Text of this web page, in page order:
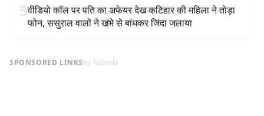
5वीडियो कॉल पर पति का अफेयर देख कटिहार की महिला ने तोड़ा
फोन, ससुराल वालों ने खंभे से बांधकर जिंदा जलाया
SPONSORED LINKSby Taboola